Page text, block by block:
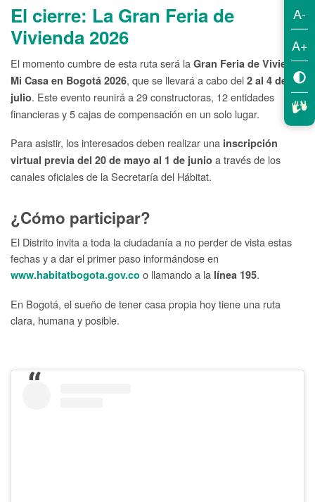
El cierre: La Gran Feria de
Vivienda 2026
El momento cumbre de esta ruta será la Gran Feria de Vivienda
Mi Casa en Bogotá 2026, que se llevará a cabo del 2 al 4 de
julio. Este evento reunirá a 29 constructoras, 12 entidades
financieras y 5 cajas de compensación en un solo lugar.
Para asistir, los interesados deben realizar una inscripción
virtual previa del 20 de mayo al 1 de junio a través de los
canales oficiales de la Secretaría del Hábitat.
¿Cómo participar?
El Distrito invita a toda la ciudadanía a no perder de vista estas
fechas y a dar el primer paso informándose en
www.habitatbogota.gov.co o llamando a la línea 195.
En Bogotá, el sueño de tener casa propia hoy tiene una ruta
clara, humana y posible.
A-
A+